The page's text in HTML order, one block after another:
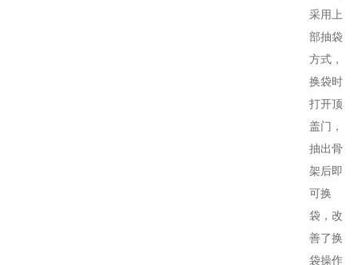
采用上
部抽袋
方式，
换袋时
打开顶
盖门，
抽出骨
架后即
可换
袋，改
善了换
袋操作